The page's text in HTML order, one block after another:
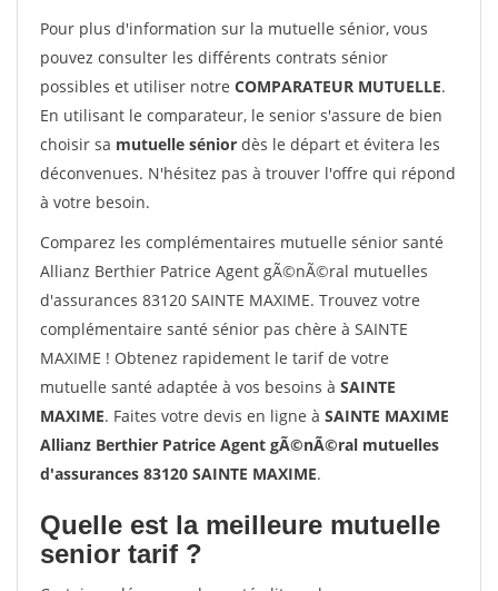
Pour plus d'information sur la mutuelle sénior, vous
pouvez consulter les différents contrats sénior
possibles et utiliser notre COMPARATEUR MUTUELLE.
En utilisant le comparateur, le senior s'assure de bien
choisir sa mutuelle sénior dès le départ et évitera les
déconvenues. N'hésitez pas à trouver l'offre qui répond
à votre besoin.
Comparez les complémentaires mutuelle sénior santé
Allianz Berthier Patrice Agent gÃ©nÃ©ral mutuelles
d'assurances 83120 SAINTE MAXIME. Trouvez votre
complémentaire santé sénior pas chère à SAINTE
MAXIME ! Obtenez rapidement le tarif de votre
mutuelle santé adaptée à vos besoins à SAINTE
MAXIME. Faites votre devis en ligne à SAINTE MAXIME
Allianz Berthier Patrice Agent gÃ©nÃ©ral mutuelles
d'assurances 83120 SAINTE MAXIME.
Quelle est la meilleure mutuelle
senior tarif ?